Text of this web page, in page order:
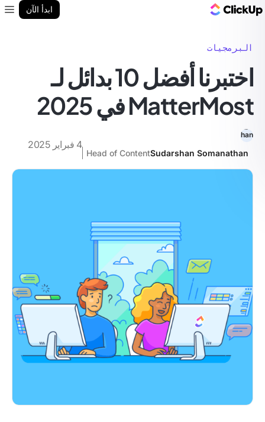
ابدأ الآن
البرمجيات
اختبرنا أفضل 10 بدائل لـ
MatterMost في 2025
Sudarshan Somanathan
Head of Content
4 فبراير 2025